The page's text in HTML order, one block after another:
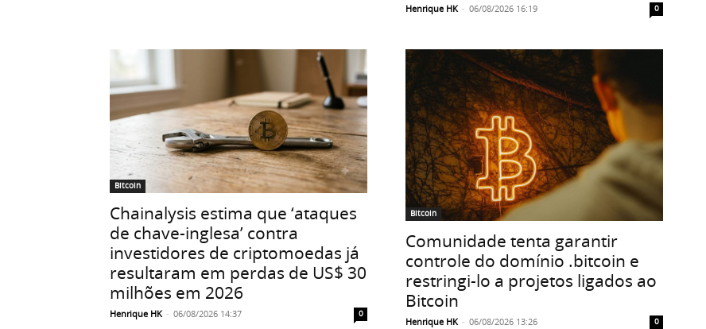
Henrique HK - 06/08/2026 16:19 0
Bitcoin
Chainalysis estima que ‘ataques
de chave-inglesa’ contra
investidores de criptomoedas já
resultaram em perdas de US$ 30
milhões em 2026
Henrique HK - 06/08/2026 14:37 0
Bitcoin
Comunidade tenta garantir
controle do domínio .bitcoin e
restringi-lo a projetos ligados ao
Bitcoin
Henrique HK - 06/08/2026 13:26 0